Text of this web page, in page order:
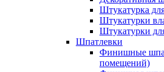
Штукатурка
Штукатурки
Штукатурки
Шпатлевки
Финишные
помещений)